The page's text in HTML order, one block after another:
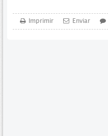
Imprimir Enviar